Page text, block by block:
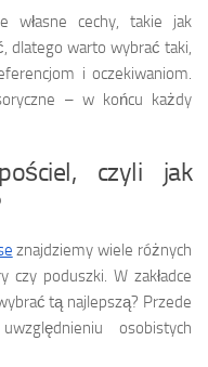
własne cechy, takie jak
dlatego warto wybrać taki,
i oczekiwaniom.
– w końcu każdy
czyli jak
znajdziemy wiele różnych
czy poduszki. W zakładce
tą najlepszą? Przede
osobistych